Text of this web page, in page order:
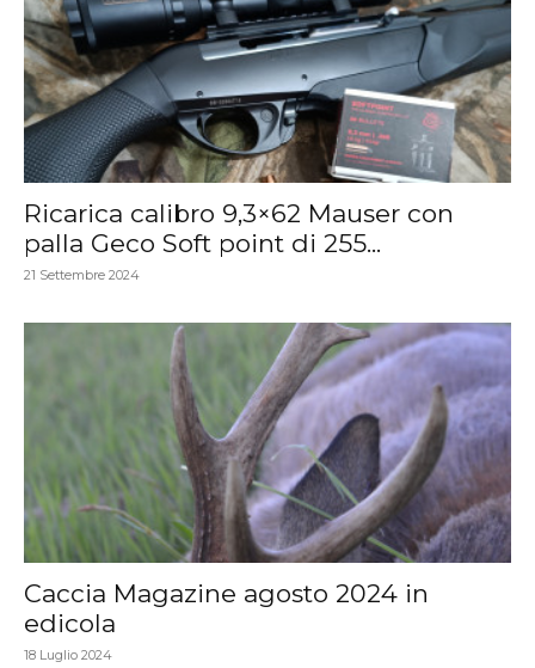
Ricarica calibro 9,3×62 Mauser con
palla Geco Soft point di 255...
21 Settembre 2024
Caccia Magazine agosto 2024 in
edicola
18 Luglio 2024